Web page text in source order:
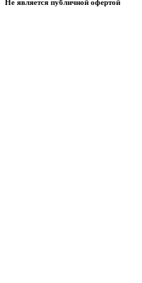
Не является публичной офертой